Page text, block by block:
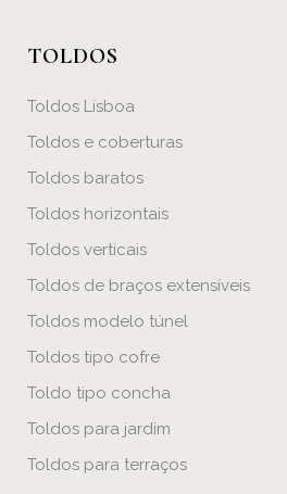
TOLDOS
Toldos Lisboa
Toldos e coberturas
Toldos baratos
Toldos horizontais
Toldos verticais
Toldos de braços extensíveis
Toldos modelo túnel
Toldos tipo cofre
Toldo tipo concha
Toldos para jardim
Toldos para terraços